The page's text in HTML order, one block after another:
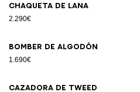
Chaqueta de lana
2.290€
Bomber de algodón
1.690€
Cazadora de tweed